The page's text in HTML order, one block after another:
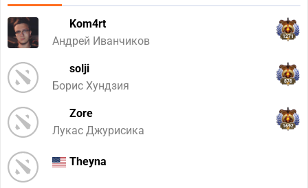
Kom4rt
Андрей Иванчиков
1271
solji
Борис Хундзия
878
Zore
Лукас Джурисика
1692
Theyna